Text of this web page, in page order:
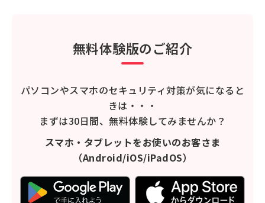
無料体験版のご紹介
パソコンやスマホのセキュリティ対策が気になると
きは・・・
まずは30日間、無料体験してみませんか？
スマホ・タブレットをお使いのお客さま
（Android/iOS/iPadOS）